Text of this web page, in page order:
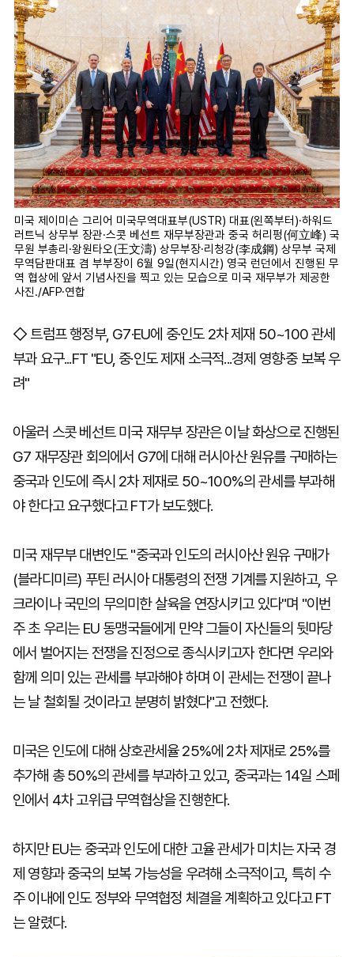
미국 제이미슨 그리어 미국무역대표부(USTR) 대표(왼쪽부터)·하워드
러트닉 상무부 장관·스콧 베선트 재무부장관과 중국 허리펑(何立峰) 국
무원 부총리·왕원타오(王文濤) 상무부장·리청강(李成鋼) 상무부 국제
무역담판대표 겸 부부장이 6월 9일(현지시간) 영국 런던에서 진행된 무
역 협상에 앞서 기념사진을 찍고 있는 모습으로 미국 재무부가 제공한
사진./AFP·연합
◇ 트럼프 행정부, G7·EU에 중·인도 2차 제재 50~100 관세
부과 요구...FT "EU, 중·인도 제재 소극적...경제 영향·중 보복 우
려"
아울러 스콧 베선트 미국 재무부 장관은 이날 화상으로 진행된
G7 재무장관 회의에서 G7에 대해 러시아산 원유를 구매하는
중국과 인도에 즉시 2차 제재로 50~100%의 관세를 부과해
야 한다고 요구했다고 FT가 보도했다.
미국 재무부 대변인도 "중국과 인도의 러시아산 원유 구매가
(블라디미르) 푸틴 러시아 대통령의 전쟁 기계를 지원하고, 우
크라이나 국민의 무의미한 살육을 연장시키고 있다"며 "이번
주 초 우리는 EU 동맹국들에게 만약 그들이 자신들의 뒷마당
에서 벌어지는 전쟁을 진정으로 종식시키고자 한다면 우리와
함께 의미 있는 관세를 부과해야 하며 이 관세는 전쟁이 끝나
는 날 철회될 것이라고 분명히 밝혔다"고 전했다.
미국은 인도에 대해 상호관세율 25%에 2차 제재로 25%를
추가해 총 50%의 관세를 부과하고 있고, 중국과는 14일 스페
인에서 4차 고위급 무역협상을 진행한다.
하지만 EU는 중국과 인도에 대한 고율 관세가 미치는 자국 경
제 영향과 중국의 보복 가능성을 우려해 소극적이고, 특히 수
주 이내에 인도 정부와 무역협정 체결을 계획하고 있다고 FT
는 알렸다.